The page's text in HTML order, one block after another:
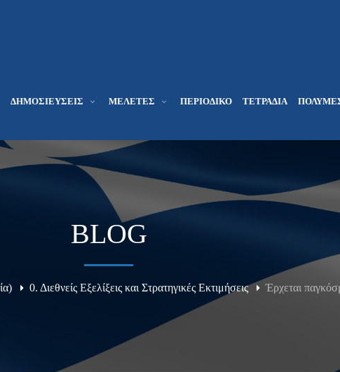
ΔΗΜΟΣΙΕΎΣΕΙΣ ΜΕΛΕΤΕΣ ΠΕΡΙΟΔΙΚΌ ΤΕΤΡΆΔΙΑ
BLOG
0. Διεθνείς Εξελίξεις και Στρατηγικές Εκτιμήσεις Έρχεται